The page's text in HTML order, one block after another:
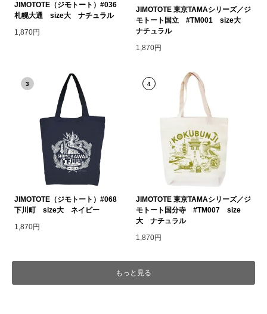
JIMOTOTE（ジモトート）#036
札幌大通 size大 ナチュラル
1,870円
JIMOTOTE 東京TAMAシリーズ／ジ
モトート国立 #TM001 size大
ナチュラル
1,870円
3
JIMOTOTE（ジモトート）#068
下川町 size大 ネイビー
1,870円
4
JIMOTOTE 東京TAMAシリーズ／ジ
モトート国分寺 #TM007 size
大 ナチュラル
1,870円
もっと見る